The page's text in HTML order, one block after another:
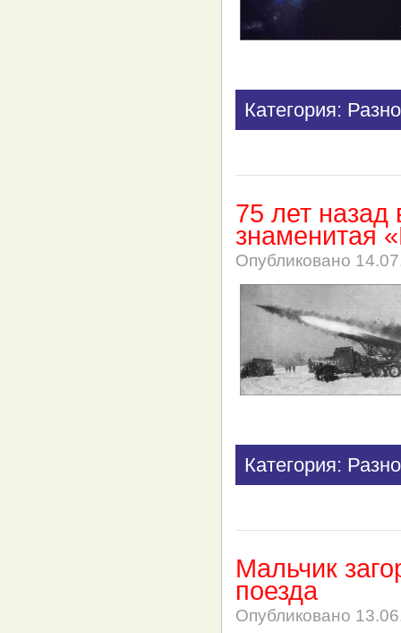
Категория:
75 лет
знаменитая
Опубликовано
Категория:
Мальчик
поезда
Опубликовано